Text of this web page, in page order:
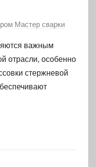
Мастер сварки
важным
отрасли, особенно
стержневой